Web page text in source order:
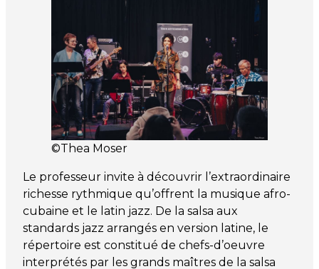
©Thea Moser
Le professeur invite à découvrir l’extraordinaire
richesse rythmique qu’offrent la musique afro-
cubaine et le latin jazz. De la salsa aux
standards jazz arrangés en version latine, le
répertoire est constitué de chefs-d’oeuvre
interprétés par les grands maîtres de la salsa